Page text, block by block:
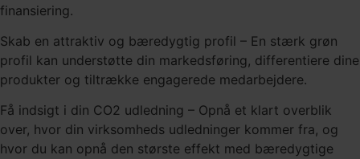
finansiering.
Skab en attraktiv og bæredygtig profil – En stærk grøn
profil kan understøtte din markedsføring, differentiere dine
produkter og tiltrække engagerede medarbejdere.
Få indsigt i din CO2 udledning – Opnå et klart overblik
over, hvor din virksomheds udledninger kommer fra, og
hvor du kan opnå den største effekt med bæredygtige